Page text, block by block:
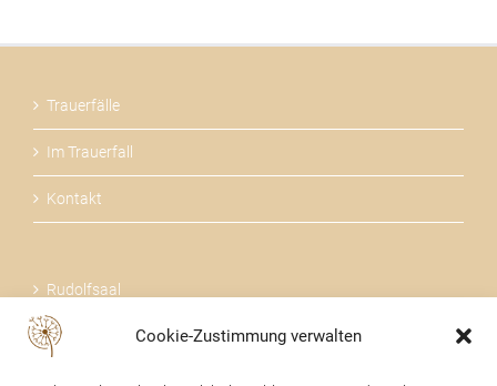
Cookie-Zustimmung verwalten
Trauerfälle
Im Trauerfall
Kontakt
Rudolfsaal
Über uns